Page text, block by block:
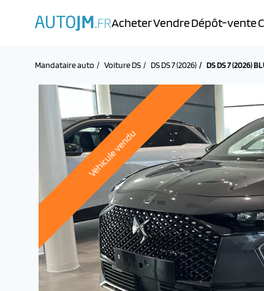
AcheterVendreDépôt-vente
Mandataire auto Voiture DS DS DS 7 (2026) DS DS 7 (2026)
Véhicule vendu